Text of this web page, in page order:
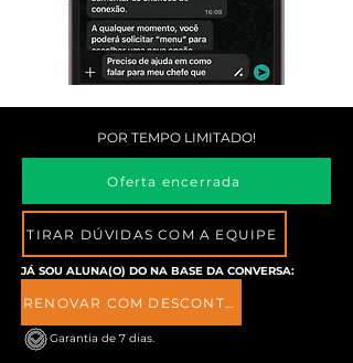
POR TEMPO LIMITADO!
Oferta encerrada
TIRAR DÚVIDAS COM A EQUIPE
JÁ SOU ALUNA(O) DO NA BASE DA CONVERSA:
RENOVAR COM DESCONTO
Garantia de 7 dias.